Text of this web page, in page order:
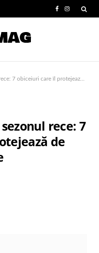
e
b
k
I
t
a
a
rece: 7
de